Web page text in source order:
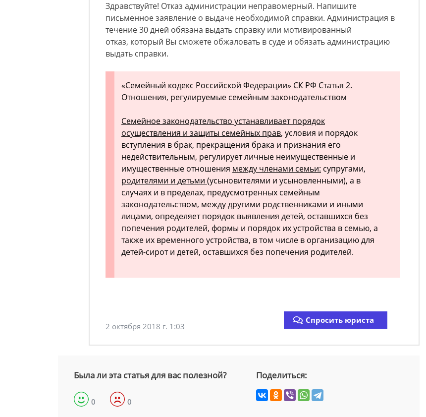
Здравствуйте! Отказ администрации неправомерный. Напишите
письменное заявление о выдаче необходимой справки. Администрация в
течение 30 дней обязана выдать справку или мотивированный
отказ, который Вы сможете обжаловать в суде и обязать администрацию
выдать справки.
«Семейный кодекс Российской Федерации» СК РФ Статья 2.
Отношения, регулируемые семейным законодательством
Семейное законодательство устанавливает порядок
осуществления и защиты семейных прав, условия и порядок
вступления в брак, прекращения брака и признания его
недействительным, регулирует личные неимущественные и
имущественные отношения между членами семьи: супругами,
родителями и детьми (усыновителями и усыновленными), а в
случаях и в пределах, предусмотренных семейным
законодательством, между другими родственниками и иными
лицами, определяет порядок выявления детей, оставшихся без
попечения родителей, формы и порядок их устройства в семью, а
также их временного устройства, в том числе в организацию для
детей-сирот и детей, оставшихся без попечения родителей.
2 октября 2018 г. 1:03
Спросить юриста
Была ли эта статья для вас полезной?
0 0
Поделиться: